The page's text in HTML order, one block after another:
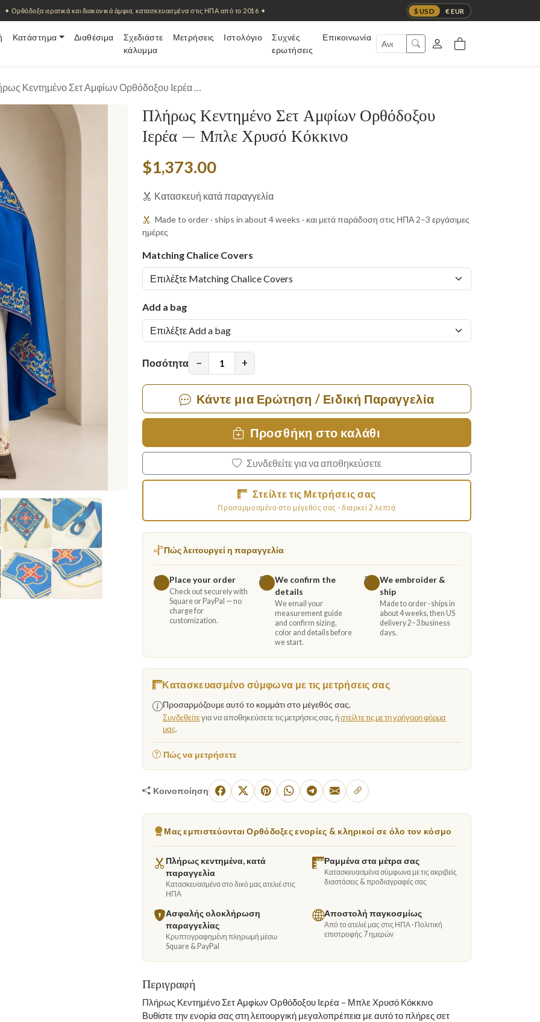
$ USD € EUR
✦ Ορθόδοξα ιερατικά και διακονικά άμφια, κατασκευασμένα στις ΗΠΑ από το 2016 ✦
Κατάστημα Διαθέσιμα
Σχεδιάστε
κάλυμμα
Μετρήσεις Ιστολόγιο
Συχνές
ερωτήσεις
Επικοινωνία
Κεντημένο Σετ Αμφίων Ορθόδοξου Ιερέα …
Πλήρως Κεντημένο Σετ Αμφίων Ορθόδοξου
Ιερέα — Μπλε Χρυσό Κόκκινο
$1,373.00
Κατασκευή κατά παραγγελία
Made to order · ships in about 4 weeks · και μετά παράδοση στις ΗΠΑ 2–3 εργάσιμες
ημέρες
Matching Chalice Covers
Add a bag
Ποσότητα − +
Κάντε μια Ερώτηση / Ειδική Παραγγελία
Προσθήκη στο καλάθι
Συνδεθείτε για να αποθηκεύσετε
Στείλτε τις Μετρήσεις σας
Προσαρμοσμένο στο μέγεθός σας · διαρκεί 2 λεπτά
Πώς λειτουργεί η παραγγελία
1 Place your order
Check out securely with
Square or PayPal — no
charge for
customization.
2
We confirm the
details
We email your
measurement guide
and confirm sizing,
color and details before
we start.
3
We embroider &
ship
Made to order · ships in
about 4 weeks, then US
delivery 2–3 business
days.
Κατασκευασμένο σύμφωνα με τις μετρήσεις σας
Προσαρμόζουμε αυτό το κομμάτι στο μέγεθός σας.
Συνδεθείτεγια να αποθηκεύσετε τις μετρήσεις σας, ήστείλτε τις με τη γρήγορη φόρμα
μας.
Πώς να μετρήσετε
Κοινοποίηση
Μας εμπιστεύονται Ορθόδοξες ενορίες & κληρικοί σε όλο τον κόσμο
Πλήρως κεντημένα, κατά
παραγγελία
Κατασκευασμένα στο δικό μας ατελιέ στις
ΗΠΑ
Ραμμένα στα μέτρα σας
Κατασκευασμένα σύμφωνα με τις ακριβείς
διαστάσεις & προδιαγραφές σας
Ασφαλής ολοκλήρωση
παραγγελίας
Κρυπτογραφημένη πληρωμή μέσω
Square & PayPal
Αποστολή παγκοσμίως
Από το ατελιέ μας στις ΗΠΑ · Πολιτική
επιστροφής 7 ημερών
Περιγραφή
Πλήρως Κεντημένο Σετ Αμφίων Ορθόδοξου Ιερέα – Μπλε Χρυσό Κόκκινο
Βυθίστε την ενορία σας στη λειτουργική μεγαλοπρέπεια με αυτό το πλήρες σετ